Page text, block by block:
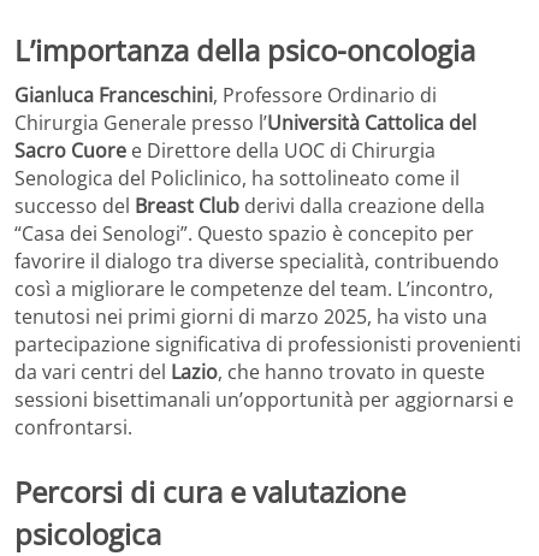
L’importanza della psico-oncologia
Gianluca Franceschini, Professore Ordinario di
Chirurgia Generale presso l’Università Cattolica del
Sacro Cuore e Direttore della UOC di Chirurgia
Senologica del Policlinico, ha sottolineato come il
successo del Breast Club derivi dalla creazione della
“Casa dei Senologi”. Questo spazio è concepito per
favorire il dialogo tra diverse specialità, contribuendo
così a migliorare le competenze del team. L’incontro,
tenutosi nei primi giorni di marzo 2025, ha visto una
partecipazione significativa di professionisti provenienti
da vari centri del Lazio, che hanno trovato in queste
sessioni bisettimanali un’opportunità per aggiornarsi e
confrontarsi.
Percorsi di cura e valutazione
psicologica